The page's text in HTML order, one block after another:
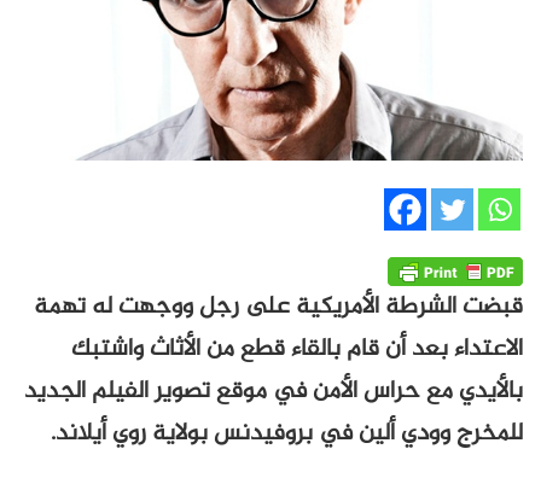
قبضت الشرطة الأمريكية على رجل ووجهت له تهمة
الاعتداء بعد أن قام بالقاء قطع من الأثاث واشتبك
بالأيدي مع حراس الأمن في موقع تصوير الفيلم الجديد
للمخرج وودي ألين في بروفيدنس بولاية روي أيلاند.